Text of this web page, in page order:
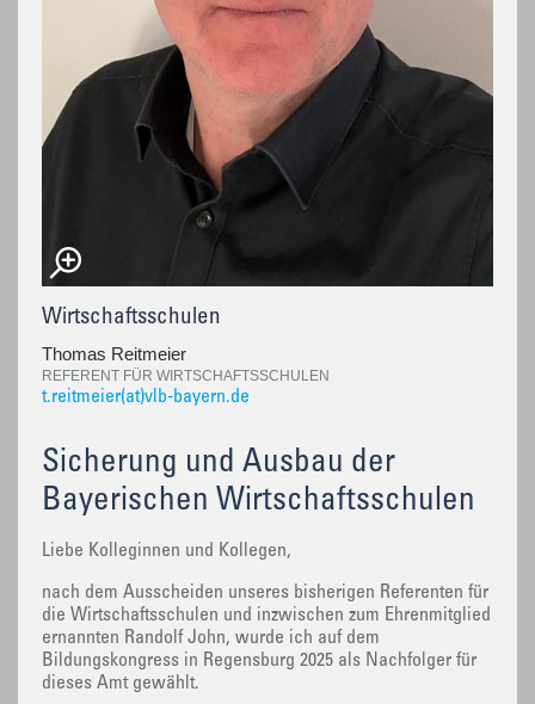
Wirtschaftsschulen
Thomas Reitmeier
REFERENT FÜR WIRTSCHAFTSSCHULEN
t.reitmeier(at)vlb-bayern.de
Sicherung und Ausbau der
Bayerischen Wirtschaftsschulen
Liebe Kolleginnen und Kollegen,
nach dem Ausscheiden unseres bisherigen Referenten für
die Wirtschaftsschulen und inzwischen zum Ehrenmitglied
ernannten Randolf John, wurde ich auf dem
Bildungskongress in Regensburg 2025 als Nachfolger für
dieses Amt gewählt.